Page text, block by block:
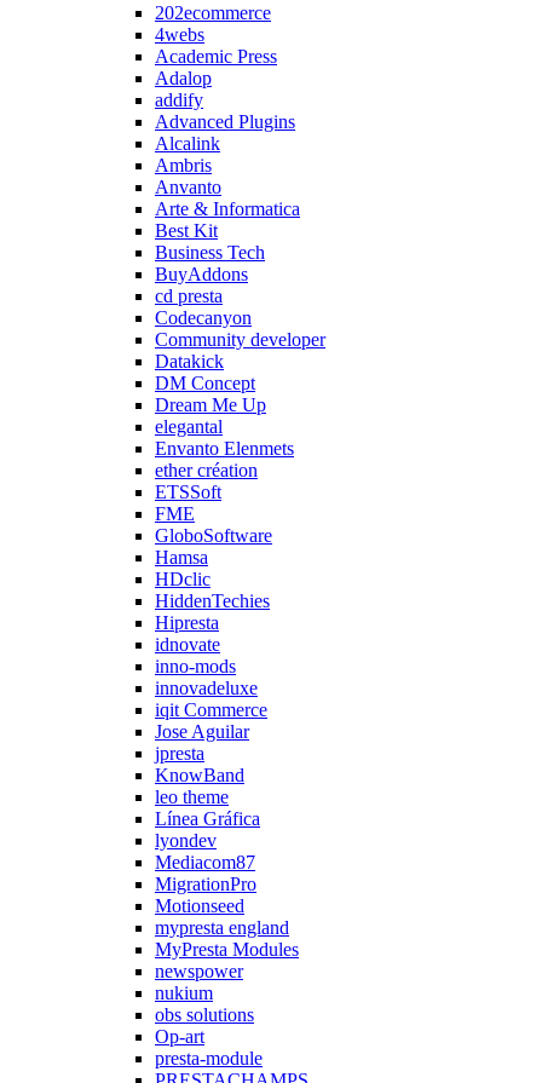
202ecommerce
4webs
Academic Press
Adalop
addify
Advanced Plugins
Alcalink
Ambris
Anvanto
Arte & Informatica
Best Kit
Business Tech
BuyAddons
cd presta
Codecanyon
Community developer
Datakick
DM Concept
Dream Me Up
elegantal
Envanto Elenmets
ether création
ETSSoft
FME
GloboSoftware
Hamsa
HDclic
HiddenTechies
Hipresta
idnovate
inno-mods
innovadeluxe
iqit Commerce
Jose Aguilar
jpresta
KnowBand
leo theme
Línea Gráfica
lyondev
Mediacom87
MigrationPro
Motionseed
mypresta england
MyPresta Modules
newspower
nukium
obs solutions
Op-art
presta-module